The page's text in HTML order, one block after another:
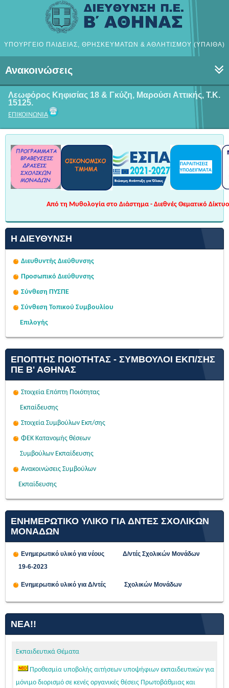
ΥΠΟΥΡΓΕΙΟ ΠΑΙΔΕΙΑΣ, ΘΡΗΣΚΕΥΜΑΤΩΝ & ΑΘΛΗΤΙΣΜΟΥ (ΥΠΑΙΘΑ)
Ανακοινώσεις
Λεωφόρος Κηφισίας 18 & Γκύζη, Μαρούσι Αττικής, Τ.Κ.
15125.
ΕΠΙΚΟΙΝΩΝΙΑ
Από τη Μυθολογία στο Διάστημα - Διεθνές Θεματικό
Η ΔΙΕΎΘΥΝΣΗ
Διευθυντής Διεύθυνσης
Προσωπικό Διεύθυνσης
Σύνθεση ΠΥΣΠΕ
Σύνθεση Τοπικού Συμβουλίου
Επιλογής
ΕΠΌΠΤΗΣ ΠΟΙΌΤΗΤΑΣ - ΣΎΜΒΟΥΛΟΙ ΕΚΠ/ΣΗΣ
ΠΕ Β' ΑΘΉΝΑΣ
Στοιχεία Επόπτη Ποιότητας
Εκπαίδευσης
Στοιχεία Συμβούλων Εκπ/σης
ΦΕΚ Κατανομής θέσεων
Συμβούλων Εκπαίδευσης
Ανακοινώσεις Συμβούλων
Εκπαίδευσης
ΕΝΗΜΕΡΩΤΙΚΟ ΥΛΙΚΟ ΓΙΑ ΔΝΤΕΣ ΣΧΟΛΙΚΩΝ
ΜΟΝΑΔΩΝ
Ενημερωτικό υλικό για νέους Δ/ντές Σχολικών Μονάδων
19-6-2023
Ενημερωτικό υλικό για Δ/ντές Σχολικών Μονάδων
ΝΈΑ!!
Εκπαιδευτικά Θέματα
Προθεσμία υποβολής αιτήσεων υποψήφιων εκπαιδευτικών για
μόνιμο διορισμό σε κενές οργανικές θέσεις Πρωτοβάθμιας και